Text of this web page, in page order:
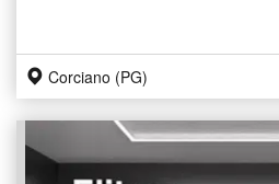
Corciano (PG)